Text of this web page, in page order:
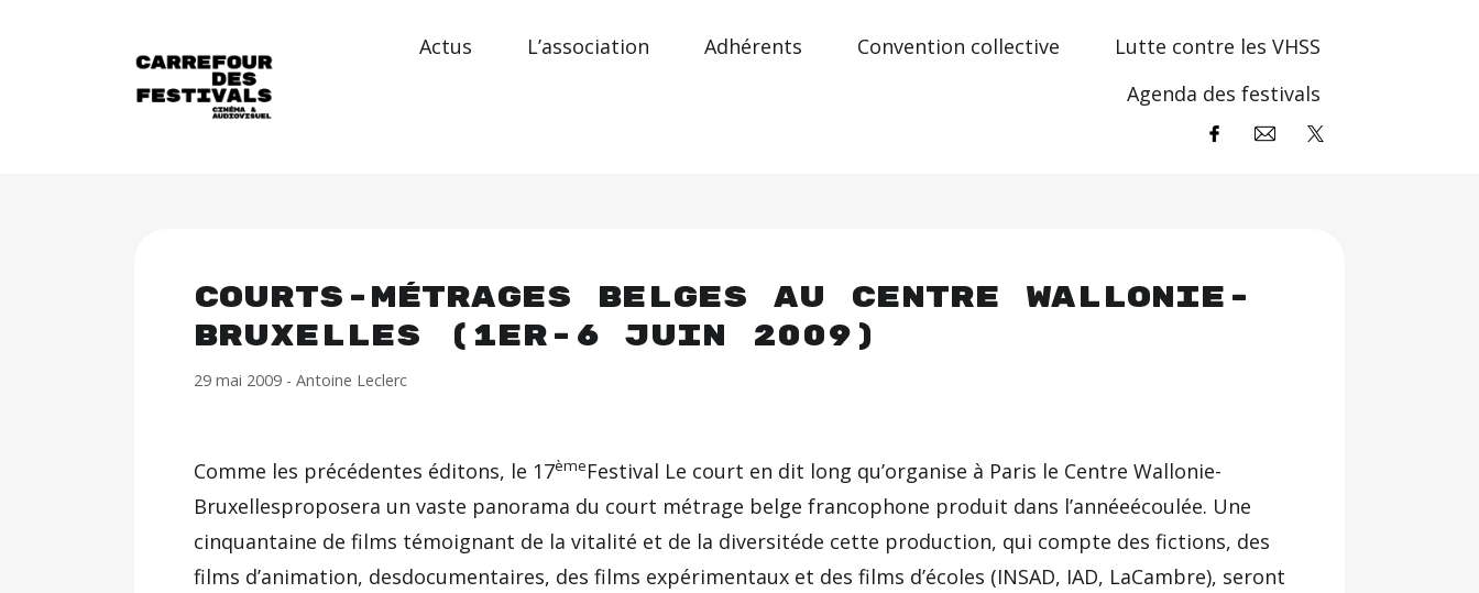
Actus L’association Adhérents Convention collective
Lutte contre les VHSS
Agenda des festivals
Courts-métrages belges au Centre Wallonie-
Bruxelles (1er-6 juin 2009)
29 mai 2009 - Antoine Leclerc
Comme les précédentes éditons, le 17èmeFestival Le court en dit long qu’organise à Paris le Centre Wallonie-
Bruxellesproposera un vaste panorama du court métrage belge francophone produit dans l’annéeécoulée. Une
cinquantaine de films témoignant de la vitalité et de la diversitéde cette production, qui compte des fictions, des
films d’animation, desdocumentaires, des films expérimentaux et des films d’écoles (INSAD, IAD, LaCambre), seront